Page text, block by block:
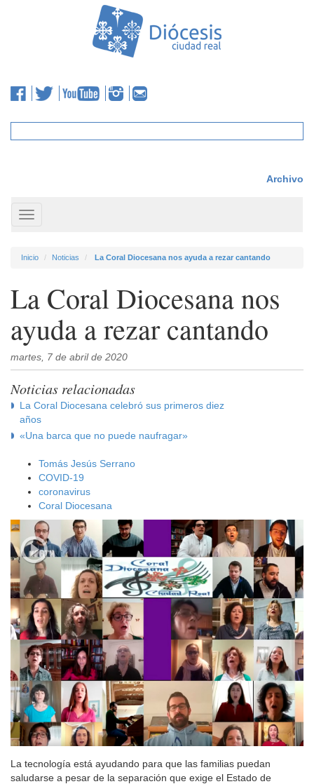
Archivo
Toggle
navigation
Inicio Noticias La Coral Diocesana nos ayuda a rezar cantando
La Coral Diocesana nos
ayuda a rezar cantando
martes, 7 de abril de 2020
Noticias relacionadas
La Coral Diocesana celebró sus primeros diez
años
«Una barca que no puede naufragar»
Tomás Jesús Serrano
COVID-19
coronavirus
Coral Diocesana
La tecnología está ayudando para que las familias puedan
saludarse a pesar de la separación que exige el Estado de